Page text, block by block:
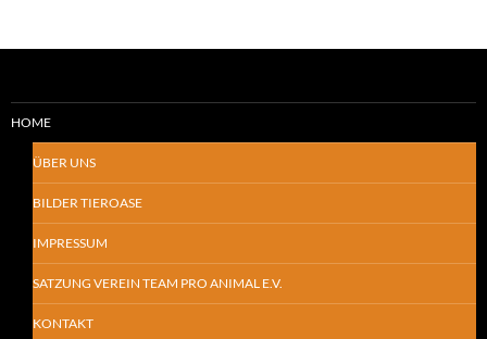
HOME
ÜBER UNS
BILDER TIEROASE
IMPRESSUM
SATZUNG VEREIN TEAM PRO ANIMAL E.V.
KONTAKT